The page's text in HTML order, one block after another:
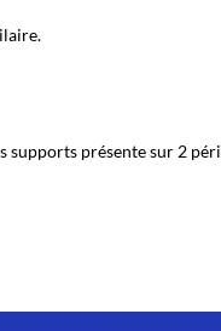
supports présente sur 2